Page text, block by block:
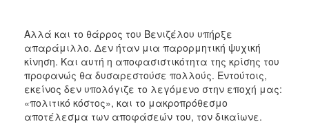
Αλλά και το θάρρος του Βενιζέλου υπήρξε
απαράμιλλο. Δεν ήταν μια παρορμητική ψυχική
κίνηση. Και αυτή η αποφασιστικότητα της κρίσης του
προφανώς θα δυσαρεστούσε πολλούς. Εντούτοις,
εκείνος δεν υπολόγιζε το λεγόμενο στην εποχή μας:
«πολιτικό κόστος», και το μακροπρόθεσμο
αποτέλεσμα των αποφάσεών του, τον δικαίωνε.